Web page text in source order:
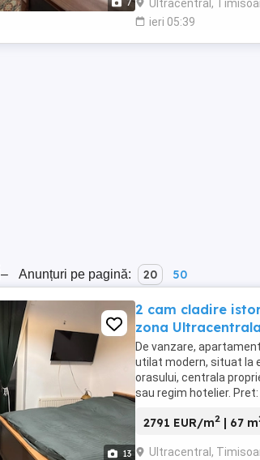
7
Ultracentral,
ieri 05:39
– Anunțuri pe pagină: 20 50
13
2 cam cladire
zona
De vanzare,
utilat modern, situat la
orasului, centrala
sau regim hotelier.
2791 EUR/m2 | 67 m
Ultracentral,